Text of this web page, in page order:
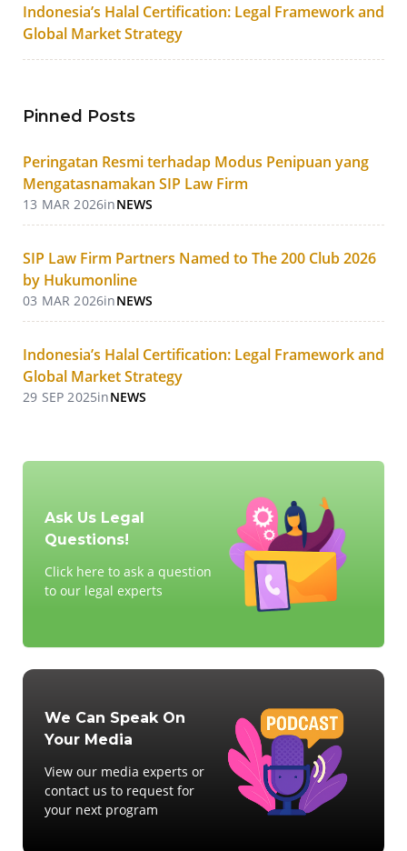
Indonesia’s Halal Certification: Legal Framework and
Global Market Strategy
Pinned Posts
Peringatan Resmi terhadap Modus Penipuan yang
Mengatasnamakan SIP Law Firm
13 MAR 2026inNEWS
SIP Law Firm Partners Named to The 200 Club 2026
by Hukumonline
03 MAR 2026inNEWS
Indonesia’s Halal Certification: Legal Framework and
Global Market Strategy
29 SEP 2025inNEWS
Ask Us Legal
Questions!
Click here to ask a question
to our legal experts
We Can Speak On
Your Media
View our media experts or
contact us to request for
your next program